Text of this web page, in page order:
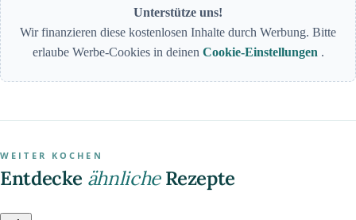
Unterstütze uns!
Wir finanzieren diese kostenlosen Inhalte durch Werbung. Bitte
erlaube Werbe-Cookies in deinen Cookie-Einstellungen .
WEITER KOCHEN
Entdecke ähnlicheRezepte